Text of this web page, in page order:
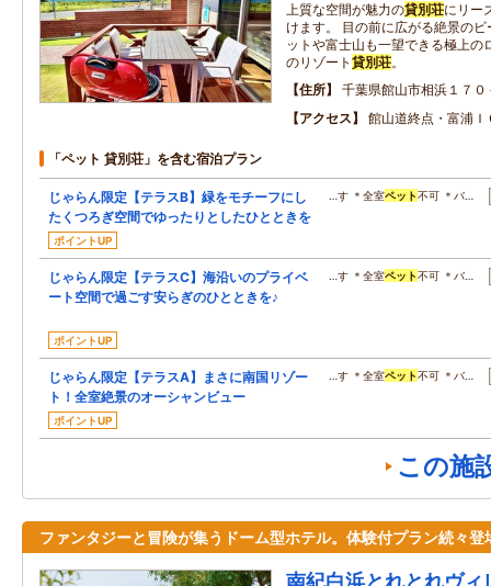
上質な空間が魅力の貸別荘にリー
けます。 目の前に広がる絶景の
ットや富士山も一望できる極上の
のリゾート 貸別荘。
住所
千葉県館山市相浜１７０
アクセス
館山道終点・富浦
「ペット 貸別荘」を含む宿泊プラン
じゃらん限定【テラスB】緑をモチーフにし
たくつろぎ空間でゆったりとしたひとときを
ポイントUP
…す ＊全室ペット不可 ＊バ…
じゃらん限定【テラスC】海沿いのプライベ
ート空間で過ごす安らぎのひとときを♪
ポイントUP
…す ＊全室ペット不可 ＊バ…
じゃらん限定【テラスA】まさに南国リゾー
ト！全室絶景のオーシャンビュー
ポイントUP
…す ＊全室ペット不可 ＊バ…
この施
ファンタジーと冒険が集うドーム型ホテル。体験付プラン続々登